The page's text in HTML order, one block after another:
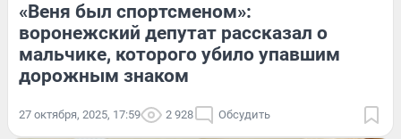
«Веня был спортсменом»:
воронежский депутат рассказал о
мальчике, которого убило упавшим
дорожным знаком
27 октября, 2025, 17:59 2 928 Обсудить